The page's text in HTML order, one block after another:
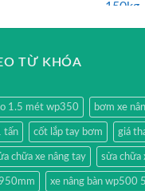
TỪ KHÓA
1.5 mét wp350 bơm xe
tấn cốt lắp tay bơm giá
chữa xe nâng tay sửa chữa
xe nâng bàn wp500